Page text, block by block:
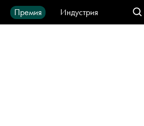
Премия
Индустрия
IT-продукты